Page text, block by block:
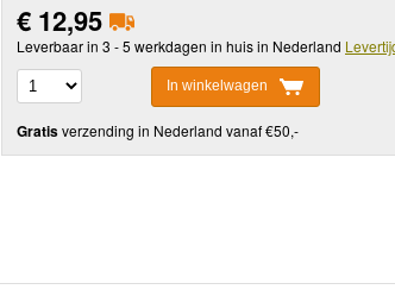
€ 12,95
Leverbaar in 3 - 5 werkdagen in huis in Nederland
In winkelwagen
Gratisverzending in Nederland vanaf €50,-